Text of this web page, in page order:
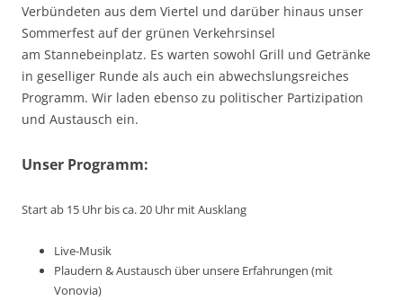
Verbündeten aus dem Viertel und darüber hinaus unser
Sommerfest auf der grünen Verkehrsinsel
am Stannebeinplatz. Es warten sowohl Grill und Getränke
in geselliger Runde als auch ein abwechslungsreiches
Programm. Wir laden ebenso zu politischer Partizipation
und Austausch ein.
Unser Programm:
Start ab 15 Uhr bis ca. 20 Uhr mit Ausklang
Live-Musik
Plaudern & Austausch über unsere Erfahrungen (mit
Vonovia)